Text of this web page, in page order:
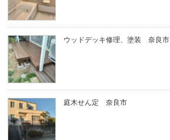
ウッドデッキ修理、塗装 奈良市
庭木せん定 奈良市